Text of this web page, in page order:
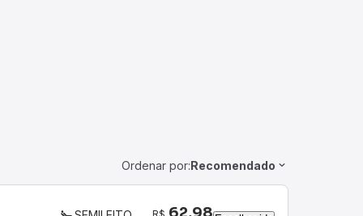
Ordenar por:Recomendado
R$ 62,98